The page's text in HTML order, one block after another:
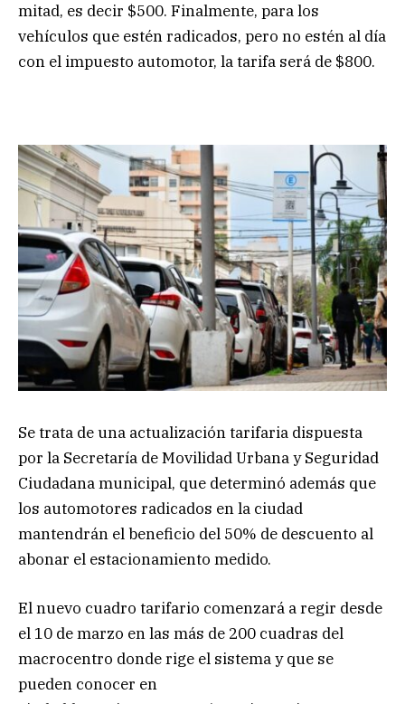
mitad, es decir $500. Finalmente, para los
vehículos que estén radicados, pero no estén al día
con el impuesto automotor, la tarifa será de $800.
Se trata de una actualización tarifaria dispuesta
por la Secretaría de Movilidad Urbana y Seguridad
Ciudadana municipal, que determinó además que
los automotores radicados en la ciudad
mantendrán el beneficio del 50% de descuento al
abonar el estacionamiento medido.
El nuevo cuadro tarifario comenzará a regir desde
el 10 de marzo en las más de 200 cuadras del
macrocentro donde rige el sistema y que se
pueden conocer en